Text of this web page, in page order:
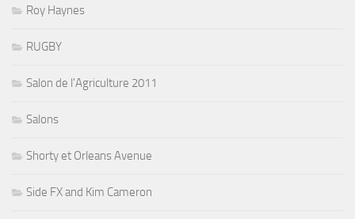
Roy Haynes
RUGBY
Salon de l'Agriculture 2011
Salons
Shorty et Orleans Avenue
Side FX and Kim Cameron